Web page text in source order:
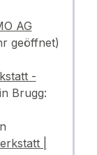
AG
geöffnet)
-
Brugg:
|